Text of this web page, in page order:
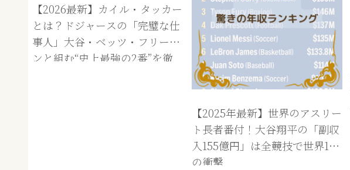
【2026最新】カイル・タッカー
とは？ドジャースの「完璧な仕
事人」大谷・ベッツ・フリーマ
ンと組む“史上最強の2番”を徹
【2025年最新】世界のアスリー
ト長者番付！大谷翔平の「副収
入155億円」は全競技で世界1位
の衝撃